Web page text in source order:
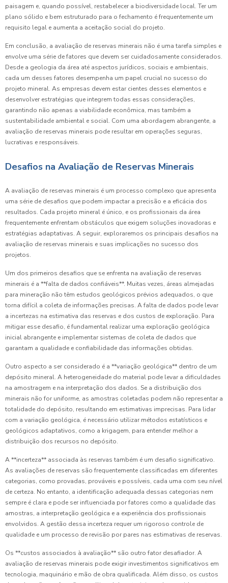
paisagem e, quando possível, restabelecer a biodiversidade local. Ter um
plano sólido e bem estruturado para o fechamento é frequentemente um
requisito legal e aumenta a aceitação social do projeto.
Em conclusão, a avaliação de reservas minerais não é uma tarefa simples e
envolve uma série de fatores que devem ser cuidadosamente considerados.
Desde a geologia da área até aspectos jurídicos, sociais e ambientais,
cada um desses fatores desempenha um papel crucial no sucesso do
projeto mineral. As empresas devem estar cientes desses elementos e
desenvolver estratégias que integrem todas essas considerações,
garantindo não apenas a viabilidade econômica, mas também a
sustentabilidade ambiental e social. Com uma abordagem abrangente, a
avaliação de reservas minerais pode resultar em operações seguras,
lucrativas e responsáveis.
Desafios na Avaliação de Reservas Minerais
A avaliação de reservas minerais é um processo complexo que apresenta
uma série de desafios que podem impactar a precisão e a eficácia dos
resultados. Cada projeto mineral é único, e os profissionais da área
frequentemente enfrentam obstáculos que exigem soluções inovadoras e
estratégias adaptativas. A seguir, exploraremos os principais desafios na
avaliação de reservas minerais e suas implicações no sucesso dos
projetos.
Um dos primeiros desafios que se enfrenta na avaliação de reservas
minerais é a **falta de dados confiáveis**. Muitas vezes, áreas almejadas
para mineração não têm estudos geológicos prévios adequados, o que
torna difícil a coleta de informações precisas. A falta de dados pode levar
a incertezas na estimativa das reservas e dos custos de exploração. Para
mitigar esse desafio, é fundamental realizar uma exploração geológica
inicial abrangente e implementar sistemas de coleta de dados que
garantam a qualidade e confiabilidade das informações obtidas.
Outro aspecto a ser considerado é a **variação geológica** dentro de um
depósito mineral. A heterogeneidade do material pode levar a dificuldades
na amostragem e na interpretação dos dados. Se a distribuição dos
minerais não for uniforme, as amostras coletadas podem não representar a
totalidade do depósito, resultando em estimativas imprecisas. Para lidar
com a variação geológica, é necessário utilizar métodos estatísticos e
geológicos adaptativos, como a krigagem, para entender melhor a
distribuição dos recursos no depósito.
A **incerteza** associada às reservas também é um desafio significativo.
As avaliações de reservas são frequentemente classificadas em diferentes
categorias, como provadas, prováveis e possíveis, cada uma com seu nível
de certeza. No entanto, a identificação adequada dessas categorias nem
sempre é clara e pode ser influenciada por fatores como a qualidade das
amostras, a interpretação geológica e a experiência dos profissionais
envolvidos. A gestão dessa incerteza requer um rigoroso controle de
qualidade e um processo de revisão por pares nas estimativas de reservas.
Os **custos associados à avaliação** são outro fator desafiador. A
avaliação de reservas minerais pode exigir investimentos significativos em
tecnologia, maquinário e mão de obra qualificada. Além disso, os custos